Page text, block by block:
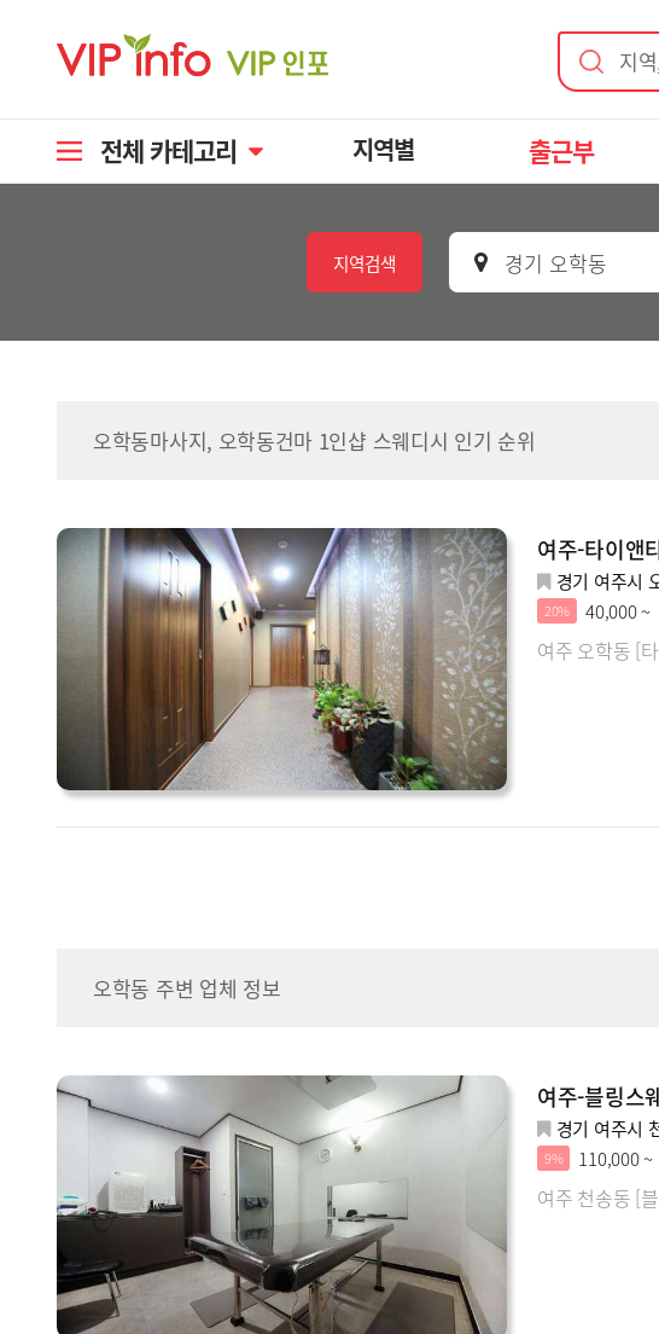
지
전체 카테고리 지역별 출근부
지역검색 경기 오학동
오학동마사지, 오학동건마 1인샵 스웨디시 인기 순위
여주-타이앤
경기 여주시
20% 40,000 ~
여주 오학동 [
오학동 주변 업체 정보
여주-블링스
경기 여주시
9% 110,000 ~
여주 천송동 [